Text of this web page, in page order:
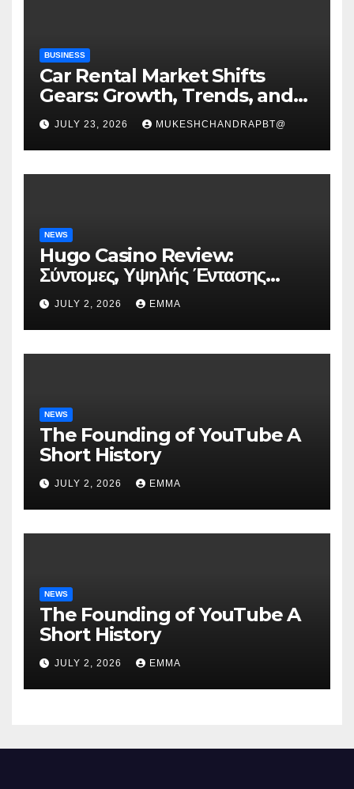
BUSINESS
Car Rental Market Shifts
Gears: Growth, Trends, and
Future Roadmap
JULY 23, 2026 MUKESHCHANDRAPBT@
NEWS
Hugo Casino Review:
Σύντομες, Υψηλής Έντασης
Συνεδρίες για Ταχεία Κέρδη
JULY 2, 2026 EMMA
NEWS
The Founding of YouTube A
Short History
JULY 2, 2026 EMMA
NEWS
The Founding of YouTube A
Short History
JULY 2, 2026 EMMA